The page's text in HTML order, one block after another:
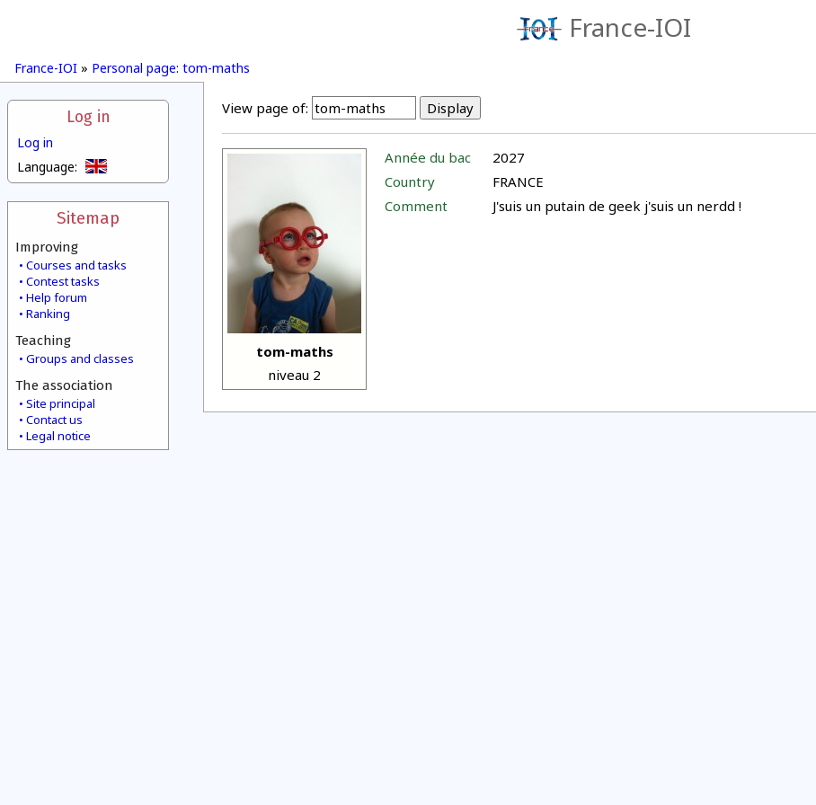
France-IOI
France-IOI » Personal page: tom-maths
Log in
Log in
Language:
Sitemap
Improving
Courses and tasks
Contest tasks
Help forum
Ranking
Teaching
Groups and classes
The association
Site principal
Contact us
Legal notice
View page of:
tom-maths
niveau 2
Année du bac
2027
Country
FRANCE
Comment
J'suis un putain de geek j'suis un nerdd !